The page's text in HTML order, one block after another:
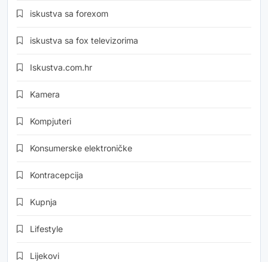
iskustva sa forexom
iskustva sa fox televizorima
Iskustva.com.hr
Kamera
Kompjuteri
Konsumerske elektroničke
Kontracepcija
Kupnja
Lifestyle
Lijekovi